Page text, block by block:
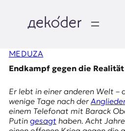
springen
e
k
o
d
MEDUZA
Endkampf gegen die Realität
Er lebt in einer anderen Welt –
wenige Tage nach der
einem Telefonat mit Barack
Putin gesagt haben. Acht